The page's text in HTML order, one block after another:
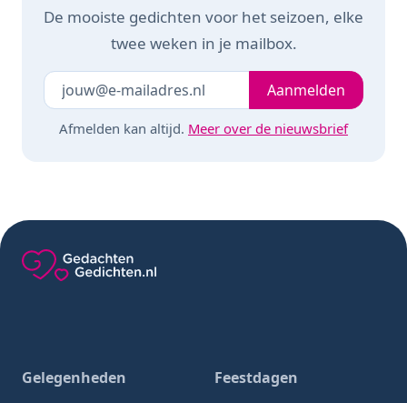
De mooiste gedichten voor het seizoen, elke
twee weken in je mailbox.
Laat dit veld leeg Je e-mailadresAanmelden
Afmelden kan altijd. Meer over de nieuwsbrief
Gelegenheden
Feestdagen